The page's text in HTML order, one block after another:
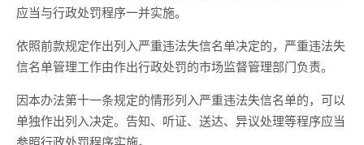
应当与行政处罚程序一并实施。
依照前款规定作出列入严重违法失信名单决定的，严重违法失
信名单管理工作由作出行政处罚的市场监督管理部门负责。
因本办法第十一条规定的情形列入严重违法失信名单的，可以
单独作出列入决定。告知、听证、送达、异议处理等程序应当
参照行政处罚程序实施。